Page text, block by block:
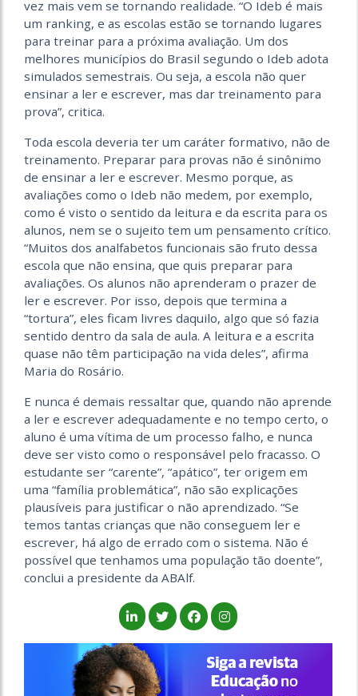
vez mais vem se tornando realidade. “O Ideb é mais
um ranking, e as escolas estão se tornando lugares
para treinar para a próxima avaliação. Um dos
melhores municípios do Brasil segundo o Ideb adota
simulados semestrais. Ou seja, a escola não quer
ensinar a ler e escrever, mas dar treinamento para
prova”, critica.
Toda escola deveria ter um caráter formativo, não de
treinamento. Preparar para provas não é sinônimo
de ensinar a ler e escrever. Mesmo porque, as
avaliações como o Ideb não medem, por exemplo,
como é visto o sentido da leitura e da escrita para os
alunos, nem se o sujeito tem um pensamento crítico.
“Muitos dos analfabetos funcionais são fruto dessa
escola que não ensina, que quis preparar para
avaliações. Os alunos não aprenderam o prazer de
ler e escrever. Por isso, depois que termina a
“tortura”, eles ficam livres daquilo, algo que só fazia
sentido dentro da sala de aula. A leitura e a escrita
quase não têm participação na vida deles”, afirma
Maria do Rosário.
E nunca é demais ressaltar que, quando não aprende
a ler e escrever adequadamente e no tempo certo, o
aluno é uma vítima de um processo falho, e nunca
deve ser visto como o responsável pelo fracasso. O
estudante ser “carente”, “apático”, ter origem em
uma “família problemática”, não são explicações
plausíveis para justificar o não aprendizado. “Se
temos tantas crianças que não conseguem ler e
escrever, há algo de errado com o sistema. Não é
possível que tenhamos uma população tão doente”,
conclui a presidente da ABAlf.